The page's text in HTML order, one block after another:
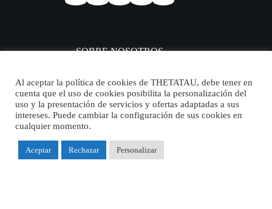
SOBRE NOSOTROS
Contacto
Aviso legal
Política de privacidad
Certificado
Condiciones generales de venta
Al aceptar la política de cookies de THETATAU, debe tener en
cuenta que el uso de cookies posibilita la personalización del
uso y la presentación de servicios y ofertas adaptadas a sus
intereses. Puede cambiar la configuración de sus cookies en
cualquier momento.
Aceptar Rechazar Personalizar